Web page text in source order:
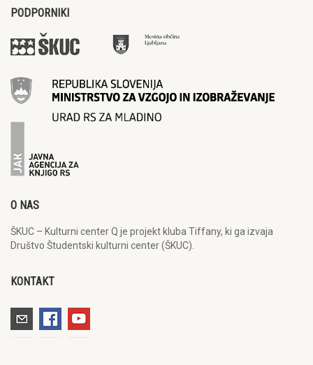
PODPORNIKI
O NAS
ŠKUC – Kulturni center Q je projekt kluba Tiffany, ki ga izvaja
Društvo Študentski kulturni center (ŠKUC).
KONTAKT